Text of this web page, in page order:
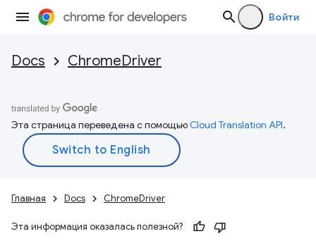
Войти
Docs ChromeDriver
Эта страница переведена с помощьюCloud Translation API.
Главная Docs ChromeDriver
Эта информация оказалась полезной?